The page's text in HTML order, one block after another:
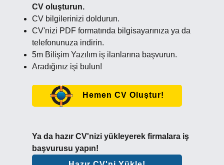
CV oluşturun.
CV bilgilerinizi doldurun.
CV'nizi PDF formatında bilgisayarınıza ya da
telefonunuza indirin.
5m Bilişim Yazılım iş ilanlarına başvurun.
Aradığınız işi bulun!
Hemen CV Oluştur!
Ya da hazır CV'nizi yükleyerek firmalara iş
başvurusu yapın!